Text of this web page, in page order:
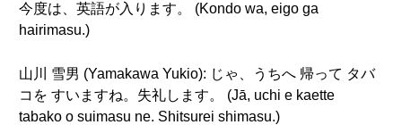
今度は、英語が入ります。 (Kondo wa, eigo ga
hairimasu.)
山川 雪男 (Yamakawa Yukio): じゃ、うちへ 帰って タバ
コを すいますね。失礼します。 (Jā, uchi e kaette
tabako o suimasu ne. Shitsurei shimasu.)